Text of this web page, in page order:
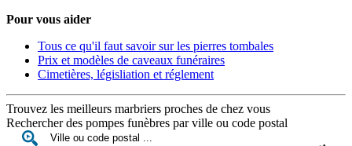
Pour vous aider
Tous ce qu'il faut savoir sur les pierres tombales
Prix et modèles de caveaux funéraires
Cimetières, législiation et réglement
Trouvez les meilleurs marbriers proches de chez vous
Rechercher des pompes funèbres par ville ou code postal